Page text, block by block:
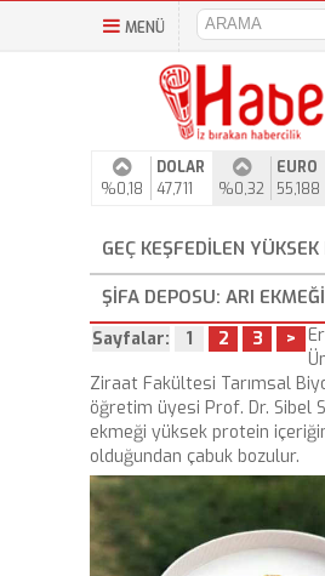
MENÜ
%0,18
DOLAR
47,711
%0,32
EURO
55,188
GEÇ KEŞFEDILEN
ŞIFA DEPOSU: ARI EKMEĞI
Sayfalar: 1 2 3 >
Ziraat Fakültesi Tarımsal
öğretim üyesi Prof. Dr. Sibel
ekmeği yüksek protein
olduğundan çabuk bozulur.